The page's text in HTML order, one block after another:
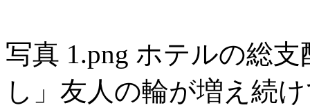
写真 1.png ホテルの総
し」友人の輪が増え続